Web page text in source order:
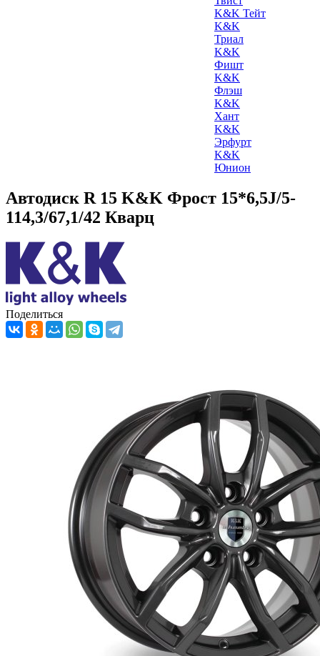
K&K Тейт
K&K
Триал
K&K
Фишт
K&K
Флэш
K&K
Хант
K&K
Эрфурт
K&K
Юнион
Автодиск R 15 K&K Фрост 15*6,5J/5-
114,3/67,1/42 Кварц
Поделиться